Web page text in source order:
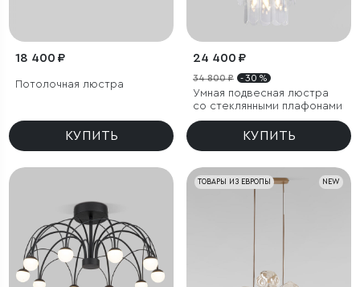
18 400 ₽
Потолочная люстра
КУПИТЬ
24 400 ₽
34 800 ₽ - 30 %
Умная подвесная люстра
со стеклянными плафонами
КУПИТЬ
NEW
ТОВАРЫ ИЗ ЕВРОПЫ